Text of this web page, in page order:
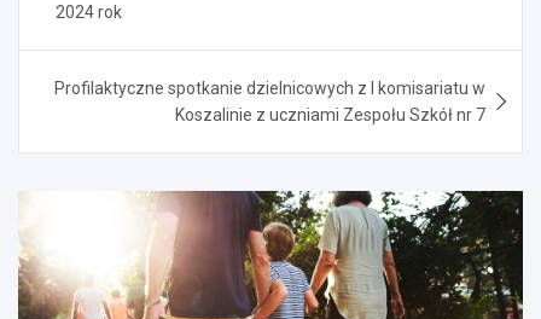
2024 rok
Profilaktyczne spotkanie dzielnicowych z I komisariatu w
Koszalinie z uczniami Zespołu Szkół nr 7